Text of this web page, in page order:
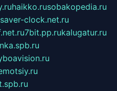
haikko.rusobakopedia.ru
clock.net.ru
7bit.pp.rukalugatur.ru